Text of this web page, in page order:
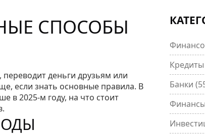
СПОСОБЫ
деньги друзьям или
если знать основные правила. В
в 2025‑м году, на что стоит
Кредиты
Банки
Финансы